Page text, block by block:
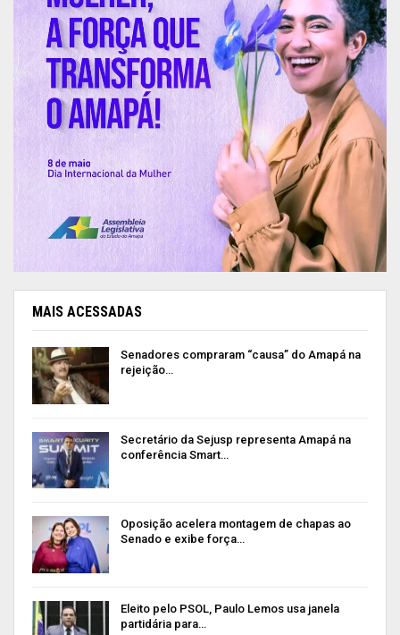
MAIS ACESSADAS
Senadores compraram “causa” do Amapá na
rejeição…
Secretário da Sejusp representa Amapá na
conferência Smart…
Oposição acelera montagem de chapas ao
Senado e exibe força…
Eleito pelo PSOL, Paulo Lemos usa janela
partidária para…